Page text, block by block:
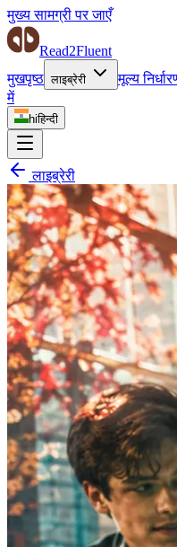
मुख्य सामग्री पर जाएँ
Read2Fluent
मुखपृष्ठ लाइब्रेरी मूल्य
में
hiहिन्दी
लाइब्रेरी